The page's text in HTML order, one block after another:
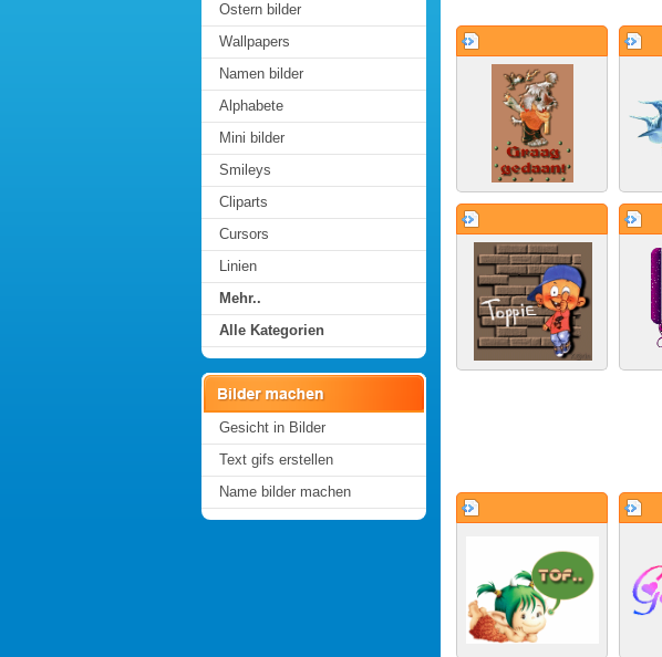
Ostern bilder
Wallpapers
Namen bilder
Alphabete
Mini bilder
Smileys
Cliparts
Cursors
Linien
Mehr..
Alle Kategorien
Gesicht in Bilder
Text gifs erstellen
Name bilder machen